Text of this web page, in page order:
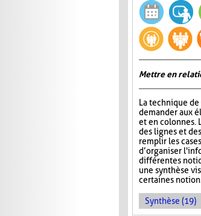
Mettre en
La technique de
demander aux
et en colonnes.
des lignes et
remplir les
d’organiser
différentes
une synthèse
certaines
Synthèse (19)